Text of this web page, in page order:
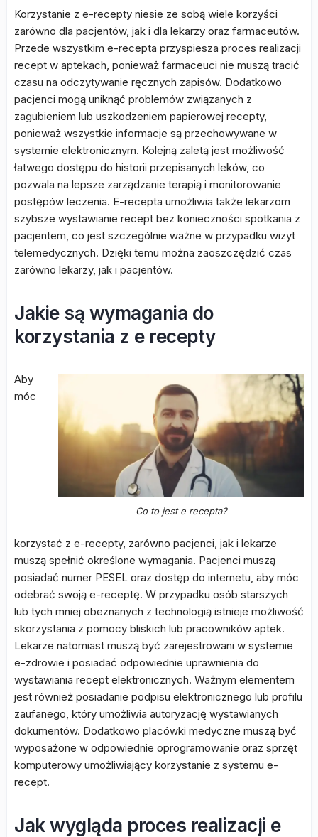
Korzystanie z e-recepty niesie ze sobą wiele korzyści
zarówno dla pacjentów, jak i dla lekarzy oraz farmaceutów.
Przede wszystkim e-recepta przyspiesza proces realizacji
recept w aptekach, ponieważ farmaceuci nie muszą tracić
czasu na odczytywanie ręcznych zapisów. Dodatkowo
pacjenci mogą uniknąć problemów związanych z
zagubieniem lub uszkodzeniem papierowej recepty,
ponieważ wszystkie informacje są przechowywane w
systemie elektronicznym. Kolejną zaletą jest możliwość
łatwego dostępu do historii przepisanych leków, co
pozwala na lepsze zarządzanie terapią i monitorowanie
postępów leczenia. E-recepta umożliwia także lekarzom
szybsze wystawianie recept bez konieczności spotkania z
pacjentem, co jest szczególnie ważne w przypadku wizyt
telemedycznych. Dzięki temu można zaoszczędzić czas
zarówno lekarzy, jak i pacjentów.
Jakie są wymagania do
korzystania z e recepty
Co to jest e recepta?
Aby
móc
korzystać z e-recepty, zarówno pacjenci, jak i lekarze
muszą spełnić określone wymagania. Pacjenci muszą
posiadać numer PESEL oraz dostęp do internetu, aby móc
odebrać swoją e-receptę. W przypadku osób starszych
lub tych mniej obeznanych z technologią istnieje możliwość
skorzystania z pomocy bliskich lub pracowników aptek.
Lekarze natomiast muszą być zarejestrowani w systemie
e-zdrowie i posiadać odpowiednie uprawnienia do
wystawiania recept elektronicznych. Ważnym elementem
jest również posiadanie podpisu elektronicznego lub profilu
zaufanego, który umożliwia autoryzację wystawianych
dokumentów. Dodatkowo placówki medyczne muszą być
wyposażone w odpowiednie oprogramowanie oraz sprzęt
komputerowy umożliwiający korzystanie z systemu e-
recept.
Jak wygląda proces realizacji e